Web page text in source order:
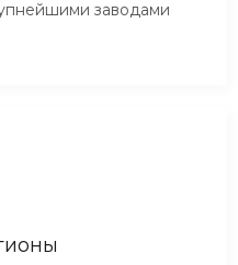
заводами